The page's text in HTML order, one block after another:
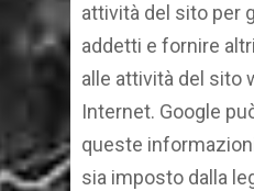
attività del sito per
addetti e fornire
alle attività del sito
Internet. Google
queste
sia imposto dalla